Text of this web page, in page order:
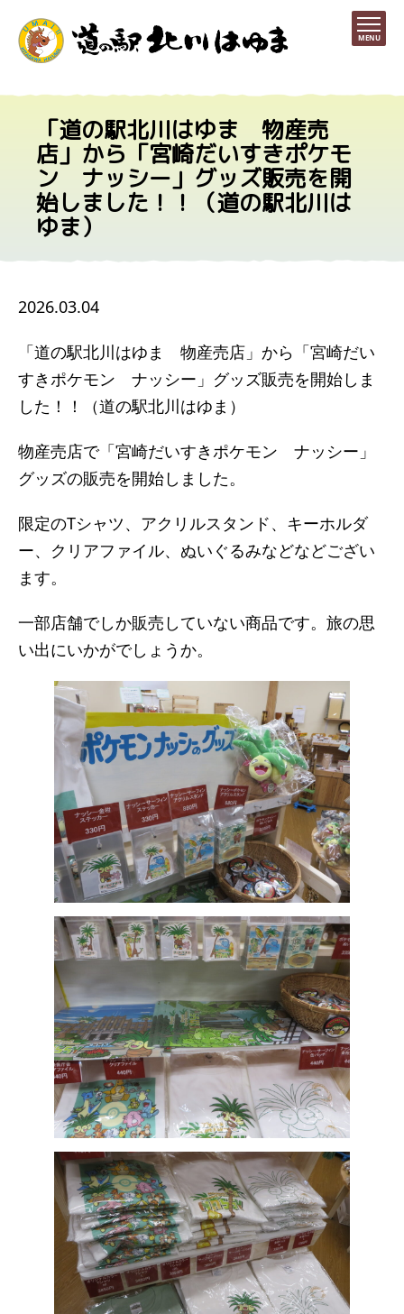
MENU
「道の駅北川はゆま 物産売
店」から「宮崎だいすきポケモ
ン ナッシー」グッズ販売を開
始しました！！（道の駅北川は
ゆま）
2026.03.04
「道の駅北川はゆま 物産売店」から「宮崎だい
すきポケモン ナッシー」グッズ販売を開始しま
した！！（道の駅北川はゆま）
物産売店で「宮崎だいすきポケモン ナッシー」
グッズの販売を開始しました。
限定のTシャツ、アクリルスタンド、キーホルダ
ー、クリアファイル、ぬいぐるみなどなどござい
ます。
一部店舗でしか販売していない商品です。旅の思
い出にいかがでしょうか。